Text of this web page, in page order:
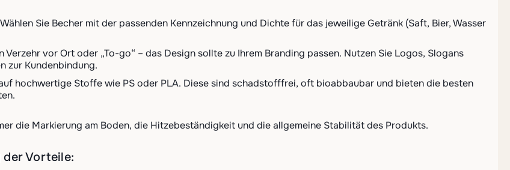
Sie Becher mit der passenden Kennzeichnung und Dichte für das jeweilige Getränk (Saft, Bier, Wasser
Verzehr vor Ort oder „To-go“ – das Design sollte zu Ihrem Branding passen. Nutzen Sie Logos, Slogans
zur Kundenbindung.
hochwertige Stoffe wie PS oder PLA. Diese sind schadstofffrei, oft bioabbaubar und bieten die besten
die Markierung am Boden, die Hitzebeständigkeit und die allgemeine Stabilität des Produkts.
Vorteile: